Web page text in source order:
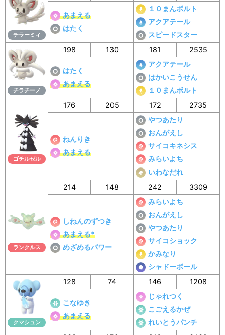
チラーミィ
あまえる
はたく
１０まんボルト
アクアテール
スピードスター
チラチーノ
198 130 181 2535
はたく
あまえる
アクアテール
はかいこうせん
１０まんボルト
ゴチルゼル
176 205 172 2735
ねんりき
あまえる
やつあたり
おんがえし
サイコキネシス
みらいよち
いわなだれ
ランクルス
214 148 242 3309
しねんのずつき
あまえる*
めざめるパワー
みらいよち
おんがえし
やつあたり
サイコショック
かみなり
シャドーボール
クマシュン
128 74 146 1208
こなゆき
あまえる
じゃれつく
こごえるかぜ
れいとうパンチ